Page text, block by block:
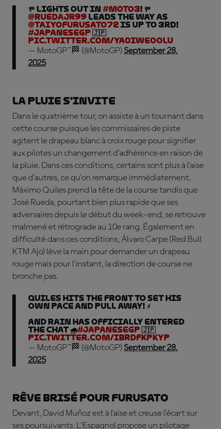
🚥 LIGHTS OUT in #Moto3! 🚥
@ruedajr99 leads the way as
@Taiyofurusato72is up to 3rd!
#JapaneseGP 🇯🇵
pic.twitter.com/ya0IwEOOLu
— MotoGP™🏁 (@MotoGP) September 28,
2025
La pluie s'invite
Dans le quatrième tour, on assiste à un tournant dans
cette course puisque les commissaires de piste
agitent le drapeau blanc à croix rouge pour signifier
aux pilotes un changement d'adhérence en raison de
la pluie. Dans ces conditions, certains sont plus à l'aise
que d'autres, ce qu'on remarque immédiatement.
Máximo Quiles prend la tête de la course tandis que
José Rueda, pourtant bien plus rapide que ses
adversaires depuis le début du week-end, se retrouve
malmené et rétrograde au 10e rang. Également en
difficulté dans ces conditions, Álvaro Carpe (Red Bull
KTM Ajo) lève la main pour demander un drapeau
rouge mais pour l'instant, la direction de course ne
bronche pas.
Quiles hits the front to set his
own pace and pull away! ⚡
And rain has officially entered
the chat 🌧️#JapaneseGP 🇯🇵
pic.twitter.com/IBRDFkPKYp
— MotoGP™🏁 (@MotoGP) September 28,
2025
Rêve brisé pour Furusato
Devant, David Muñoz est à l'aise et creuse l'écart sur
ses poursuivants. L'Espagnol propose un pilotage